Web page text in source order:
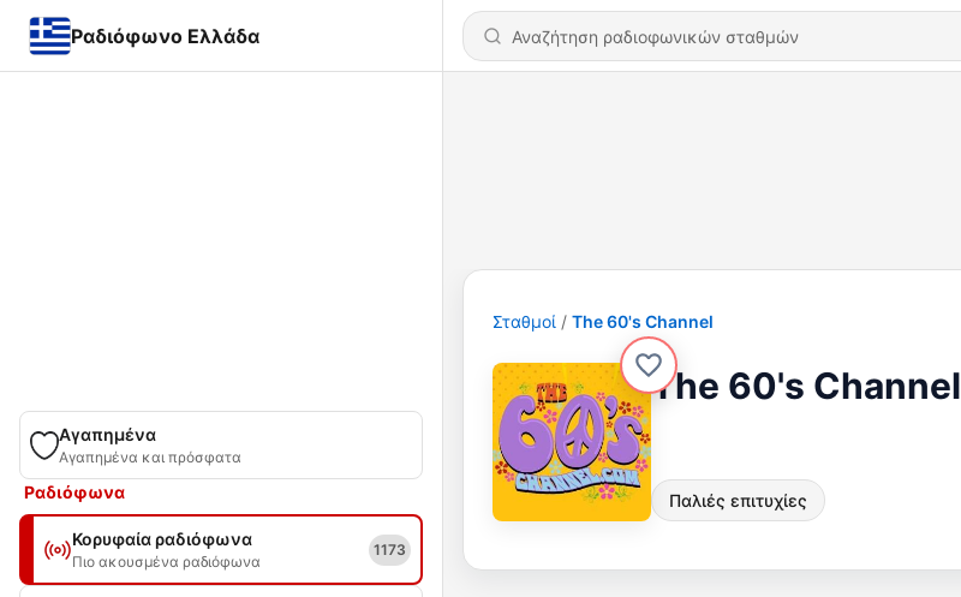
Ραδιόφωνο Ελλάδα
Αγαπημένα
Αγαπημένα και πρόσφατα
Ραδιόφωνα
Κορυφαία ραδιόφωνα
Πιο ακουσμένα ραδιόφωνα
1173
Σταθμοί The 60's Channel
The 60's Channel
Παλιές επιτυχίες